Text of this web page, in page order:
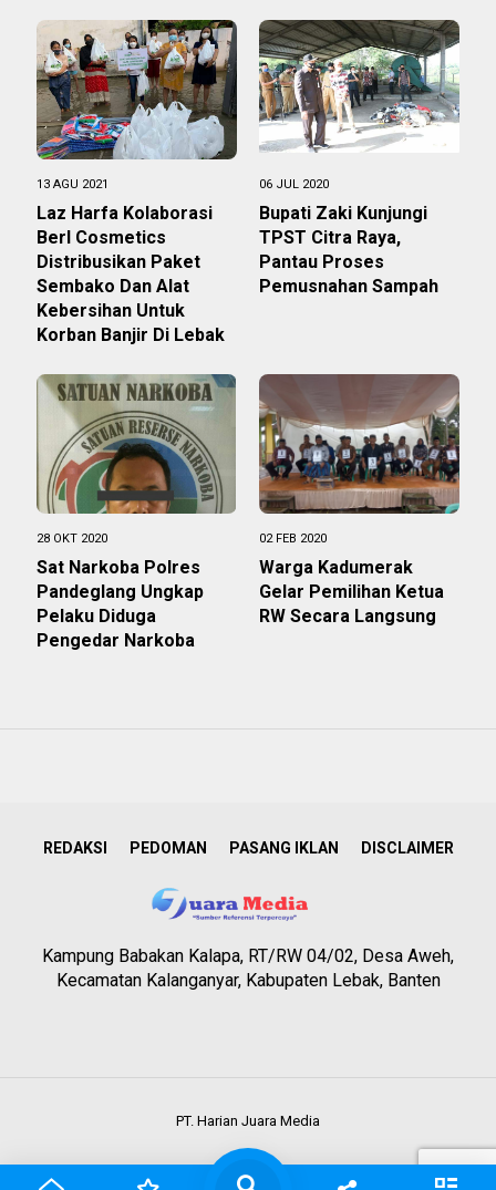
13 AGU 2021
Laz Harfa Kolaborasi
Berl Cosmetics
Distribusikan Paket
Sembako Dan Alat
Kebersihan Untuk
Korban Banjir Di Lebak
06 JUL 2020
Bupati Zaki Kunjungi
TPST Citra Raya,
Pantau Proses
Pemusnahan Sampah
28 OKT 2020
Sat Narkoba Polres
Pandeglang Ungkap
Pelaku Diduga
Pengedar Narkoba
02 FEB 2020
Warga Kadumerak
Gelar Pemilihan Ketua
RW Secara Langsung
REDAKSI PEDOMAN PASANG IKLAN DISCLAIMER
Kampung Babakan Kalapa, RT/RW 04/02, Desa Aweh,
Kecamatan Kalanganyar, Kabupaten Lebak, Banten
PT. Harian Juara Media